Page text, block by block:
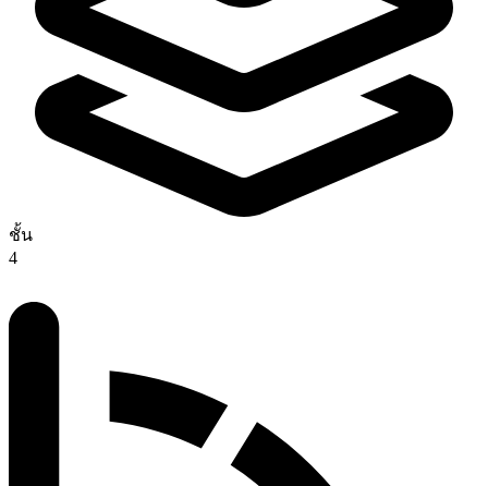
ชั้น
4